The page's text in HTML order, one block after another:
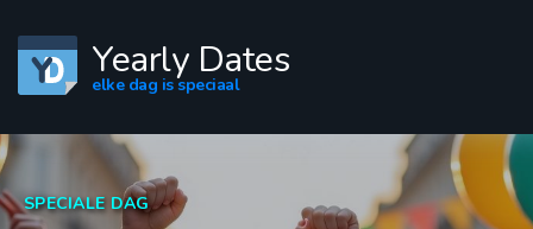
Yearly Dates
elke dag is speciaal
SPECIALE DAG